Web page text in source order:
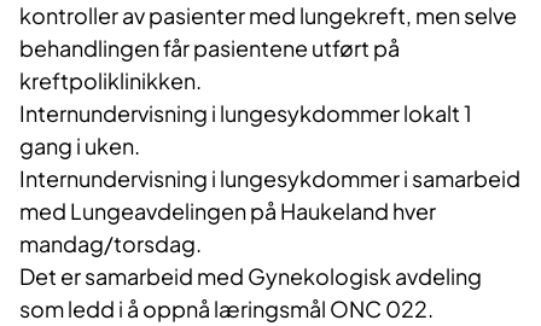
kontroller av pasienter med lungekreft, men selve
behandlingen får pasientene utført på
kreftpoliklinikken.
Internundervisning i lungesykdommer lokalt 1
gang i uken.
Internundervisning i lungesykdommer i samarbeid
med Lungeavdelingen på Haukeland hver
mandag/torsdag.
Det er samarbeid med Gynekologisk avdeling
som ledd i å oppnå læringsmål ONC 022.